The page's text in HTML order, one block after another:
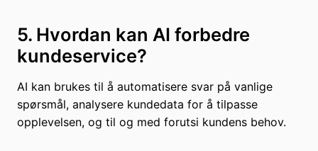
5. Hvordan kan AI forbedre
kundeservice?
AI kan brukes til å automatisere svar på vanlige
spørsmål, analysere kundedata for å tilpasse
opplevelsen, og til og med forutsi kundens behov.